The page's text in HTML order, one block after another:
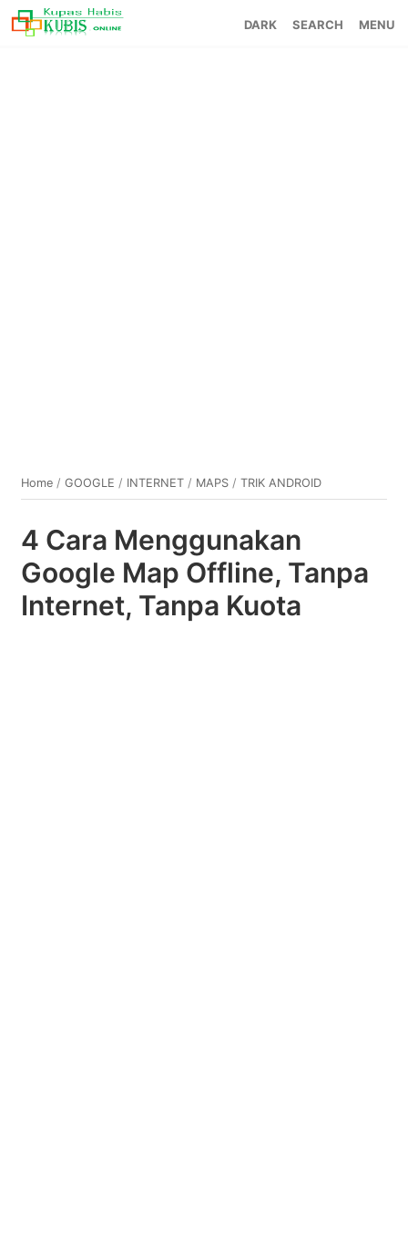
SEARCH MENU
Home /GOOGLE / INTERNET / MAPS /TRIK ANDROID
4 Cara Menggunakan
Google Map Offline, Tanpa
Internet, Tanpa Kuota